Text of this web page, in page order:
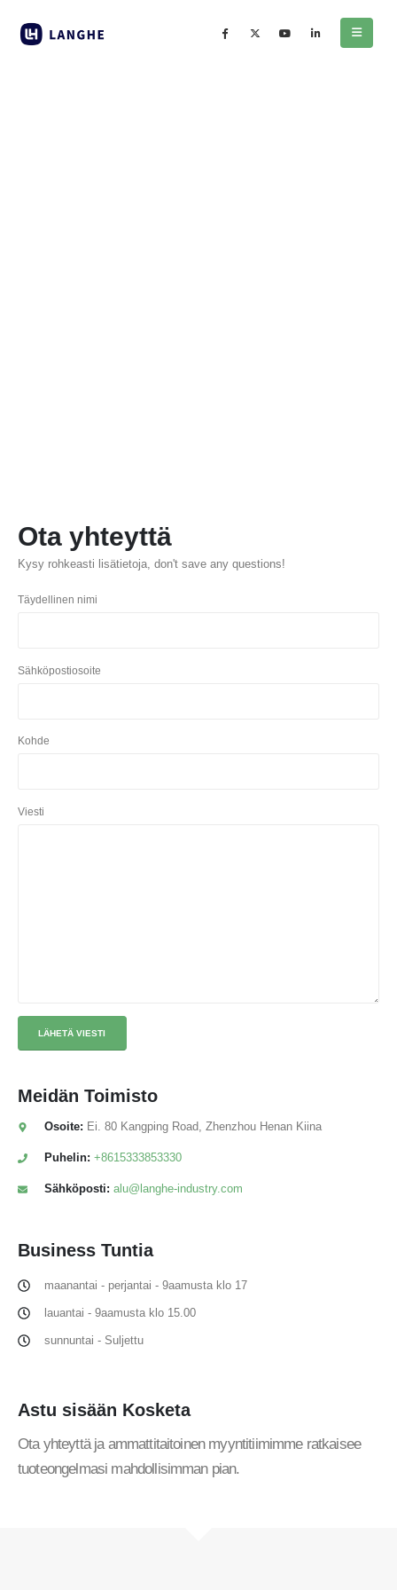
Ota yhteyttä
Kysy rohkeasti lisätietoja, don't save any questions!
Täydellinen nimi
Sähköpostiosoite
Kohde
Viesti
Meidän Toimisto
Osoite: Ei. 80 Kangping Road, Zhenzhou Henan Kiina
Puhelin: +8615333853330
Sähköposti: alu@langhe-industry.com
Business Tuntia
maanantai - perjantai - 9aamusta klo 17
lauantai - 9aamusta klo 15.00
sunnuntai - Suljettu
Astu sisään Kosketa
Ota yhteyttä ja ammattitaitoinen myyntitiimimme ratkaisee
tuoteongelmasi mahdollisimman pian.